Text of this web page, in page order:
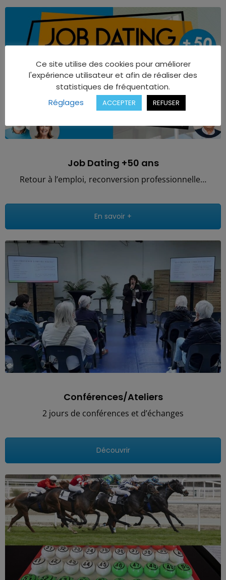
Job Dating +50 ans
Retour à l’emploi, reconversion professionnelle…
En savoir +
Conférences/Ateliers
2 jours de conférences et d’échanges
Découvrir
Ce site utilise des cookies pour améliorer
l'expérience utilisateur et afin de réaliser des
statistiques de fréquentation.
Réglages
ACCEPTER REFUSER